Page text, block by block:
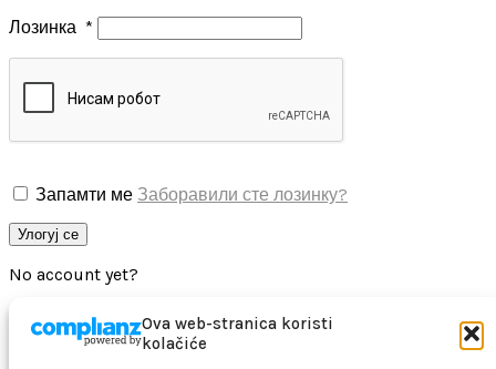
Ova web-stranica koristi
kolačiće
Лозинка *
Запамти ме Заборавили сте лозинку?
Улогуј се
No account yet?
Create an Account